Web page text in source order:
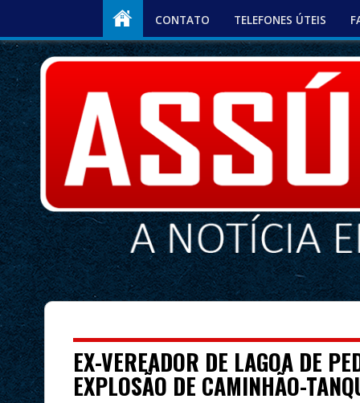
CONTATO TELEFONES ÚTEIS
EX-VEREADOR DE LAGOA DE
EXPLOSÃO DE CAMINHÃO-